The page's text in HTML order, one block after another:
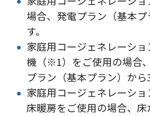
場合、発電プラン（基本
す。
家庭用コージェネレーシ
機（※1）をご使用の場合
プラン（基本プラン）から
家庭用コージェネレーシ
床暖房をご使用の場合、